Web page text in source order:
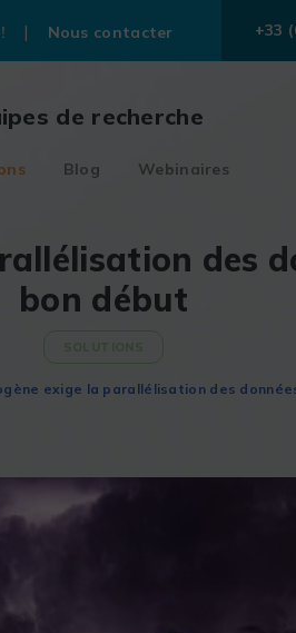
Nous contacter +33
de recherche
Blog Webinaires
des
bon début
SOLUTIONS
exige la parallélisation des données